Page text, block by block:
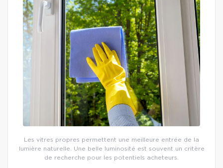
Les vitres propres permettent une meilleure entrée de la
lumière naturelle. Une belle luminosité est souvent un critère
de recherche pour les potentiels acheteurs.